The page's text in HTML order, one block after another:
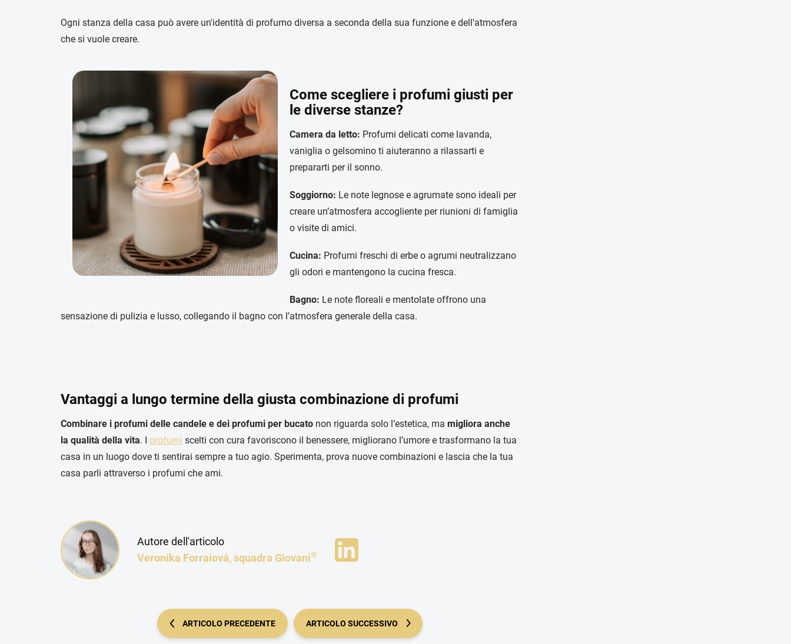
Ogni stanza della casa può avere un'identità di profumo diversa a seconda della sua funzione e dell'atmosfera
che si vuole creare.
Come scegliere i profumi giusti per
le diverse stanze?
Camera da letto: Profumi delicati come lavanda,
vaniglia o gelsomino ti aiuteranno a rilassarti e
prepararti per il sonno.
Soggiorno: Le note legnose e agrumate sono ideali per
creare un’atmosfera accogliente per riunioni di famiglia
o visite di amici.
Cucina: Profumi freschi di erbe o agrumi neutralizzano
gli odori e mantengono la cucina fresca.
Bagno: Le note floreali e mentolate offrono una
sensazione di pulizia e lusso, collegando il bagno con l’atmosfera generale della casa.
Vantaggi a lungo termine della giusta combinazione di profumi
Combinare i profumi delle candele e dei profumi per bucato non riguarda solo l’estetica, ma migliora anche
la qualità della vita. I profumi scelti con cura favoriscono il benessere, migliorano l’umore e trasformano la tua
casa in un luogo dove ti sentirai sempre a tuo agio. Sperimenta, prova nuove combinazioni e lascia che la tua
casa parli attraverso i profumi che ami.
Autore dell'articolo
Veronika Forraiová, squadra Giovani®
ARTICOLO PRECEDENTE ARTICOLO SUCCESSIVO